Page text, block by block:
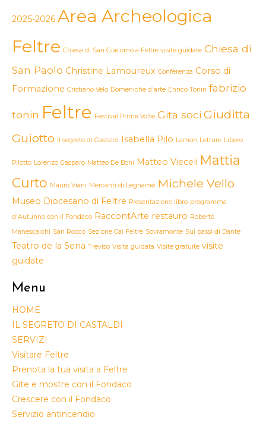
2025-2026 Area Archeologica
Feltre Chiesa di San Giacomo a Feltre visite guidate Chiesa di
San Paolo Christine Lamoureux Conferenza Corso di
Formazione Cristiano Velo Domeniche d'arte Enrico Tonin fabrizio
tonin Feltre Festival Prime Volte Gita soci Giuditta
Guiotto Il segreto di Castaldi Isabella Pilo Lamon Letture Libero
Pilotto Lorenzo Gasparo Matteo De Boni Matteo Vieceli Mattia
Curto Mauro Viani Mercanti di Legname Michele Vello
Museo Diocesano di Feltre Presentazione libro programma
d'Autunno con il Fondaco RaccontArte restauro Roberto
Manescalchi San Rocco Sezione Cai Feltre Sovramonte Sui passi di Dante
Teatro de la Sena Treviso Visita guidata Visite gratuite visite
guidate
Menu
HOME
IL SEGRETO DI CASTALDI
SERVIZI
Visitare Feltre
Prenota la tua visita a Feltre
Gite e mostre con il Fondaco
Crescere con il Fondaco
Servizio antincendio